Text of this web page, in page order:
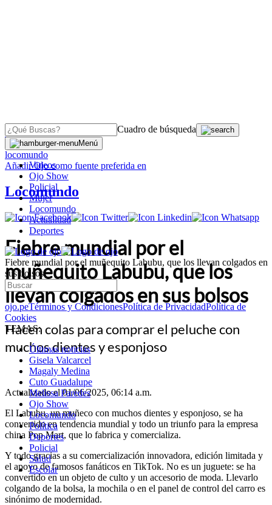
Cuadro de búsqueda
Menú
Videos
Ojo Show
Policial
Mujer
Locomundo
Actualidad
Deportes
Fiebre mundial por el muñequito Labubu, que los llevan colgados en
sus bolsos
ojo.peTérminos y CondicionesPolítica de PrivacidadPolítica de
Cookies
TEMAS:
Últimas noticias
Gisela Valcarcel
Magaly Medina
Cuto Guadalupe
Melissa Paredes
Ojo Show
Locomundo
Política
Deportes
Policial
Salud
Escolar
OJO
locomundo
AñadirOjocomo fuente preferida en
Locomundo
Fiebre mundial por el
muñequito Labubu, que los
llevan colgados en sus bolsos
Hacen colas para comprar el peluche con
muchos dientes y esponjoso
Actualizado el 01/06/2025, 06:14 a.m.
El Labubu, un muñeco con muchos dientes y esponjoso, se ha
convertido en tendencia mundial y todo un triunfo para la empresa
china Pop Mart, que lo fabrica y comercializa.
Y todo gracias a su comercialización innovadora, edición limitada y
el apoyo de famosos fanáticos en TikTok. No es un juguete: se ha
convertido en un objeto de culto y un accesorio de moda. Llevarlo
colgando de la bolsa, la mochila o en el panel de control del carro es
sinónimo de modernidad.